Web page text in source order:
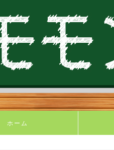
ホーム